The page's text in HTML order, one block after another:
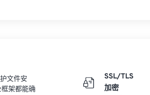
文件安
架都能确
SSL/TLS
加密